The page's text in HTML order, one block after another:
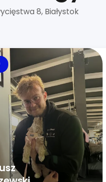
8, Białystok